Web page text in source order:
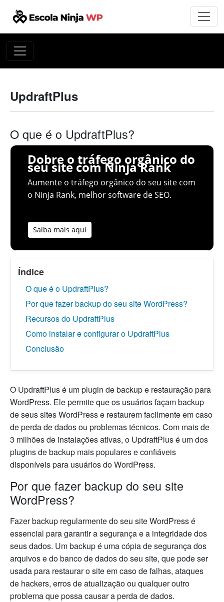
UpdraftPlus
O que é o UpdraftPlus?
Dobre o tráfego orgânico do
seu site com Ninja Rank
Aumente o tráfego orgânico do seu site com
o Ninja Rank, melhor software de SEO.
Saiba mais aqui
Índice
O que é o UpdraftPlus?
Por que fazer backup do seu site WordPress?
Recursos do UpdraftPlus
Como instalar e configurar o UpdraftPlus
Conclusão
O UpdraftPlus é um plugin de backup e restauração para
WordPress. Ele permite que os usuários façam backup
de seus sites WordPress e restaurem facilmente em caso
de perda de dados ou problemas técnicos. Com mais de
3 milhões de instalações ativas, o UpdraftPlus é um dos
plugins de backup mais populares e confiáveis
disponíveis para usuários do WordPress.
Por que fazer backup do seu site
WordPress?
Fazer backup regularmente do seu site WordPress é
essencial para garantir a segurança e a integridade dos
seus dados. Um backup é uma cópia de segurança dos
arquivos e do banco de dados do seu site, que pode ser
usada para restaurar o site em caso de falhas, ataques
de hackers, erros de atualização ou qualquer outro
problema que possa causar a perda de dados.